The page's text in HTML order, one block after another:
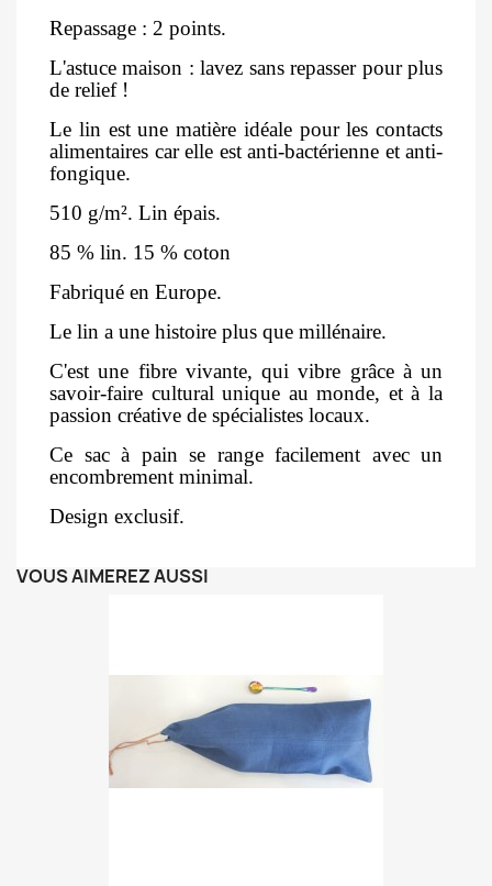
Repassage : 2 points.
L'astuce maison : lavez sans repasser pour plus
de relief !
Le lin est une matière idéale pour les contacts
alimentaires car elle est anti-bactérienne et anti-
fongique.
510 g/m². Lin épais.
85 % lin. 15 % coton
Fabriqué en Europe.
Le lin a une histoire plus que millénaire.
C'est une fibre vivante, qui vibre grâce à un
savoir-faire cultural unique au monde, et à la
passion créative de spécialistes locaux.
Ce sac à pain se range facilement avec un
encombrement minimal.
Design exclusif.
VOUS AIMEREZ AUSSI